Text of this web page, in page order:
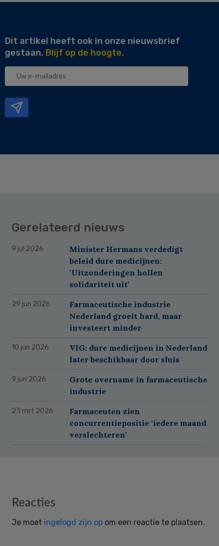
Dit artikel heeft ook in onze nieuwsbrief
gestaan. Blijf op de hoogte.
Uw
Gerelateerd nieuws
9 jul 2026
Minister Hermans verdedigt
beleid dure medicijnen:
'Uitzonderingen hollen
solidariteit uit'
29 jun 2026
Farmaceutische industrie
Nederland groeit hard, maar
investeert minder
10 jun 2026
VIG: dure medicijnen in Nederland
later beschikbaar door sluis
9 jun 2026
Grote overname in farmaceutische
industrie
23 mrt 2026
Farmaceuten zien
concurrentiepositie 'iedere maand
verslechteren'
Reader
Reacties
Je moet ingelogd zijn op om een reactie te plaatsen.